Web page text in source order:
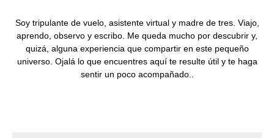
Soy tripulante de vuelo, asistente virtual y madre de tres. Viajo,
aprendo, observo y escribo. Me queda mucho por descubrir y,
quizá, alguna experiencia que compartir en este pequeño
universo. Ojalá lo que encuentres aquí te resulte útil y te haga
sentir un poco acompañado..